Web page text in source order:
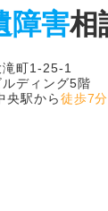
遺障
須賀市大滝町
ビュービルデ
横須賀中央駅